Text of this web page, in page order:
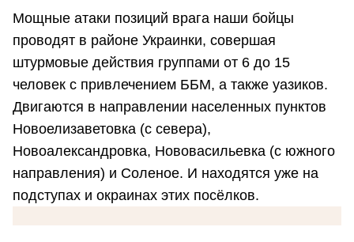
Мощные атаки позиций врага наши бойцы
проводят в районе Украинки, совершая
штурмовые действия группами от 6 до 15
человек с привлечением ББМ, а также уазиков.
Двигаются в направлении населенных пунктов
Новоелизаветовка (с севера),
Новоалександровка, Нововасильевка (с южного
направления) и Соленое. И находятся уже на
подступах и окраинах этих посёлков.